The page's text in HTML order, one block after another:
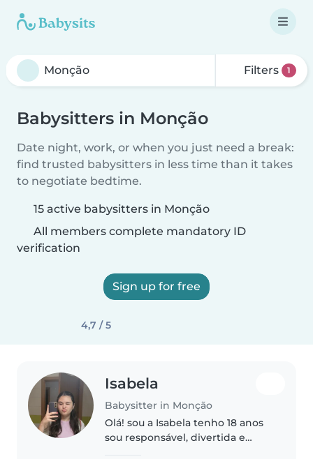
Filters 1
Babysitters in Monção
Date night, work, or when you just need a break:
find trusted babysitters in less time than it takes
to negotiate bedtime.
15 active babysitters in Monção
All members complete mandatory ID
verification
Sign up for free
4,7 / 5
Isabela
Babysitter in Monção
Olá! sou a Isabela tenho 18 anos
sou responsável, divertida e